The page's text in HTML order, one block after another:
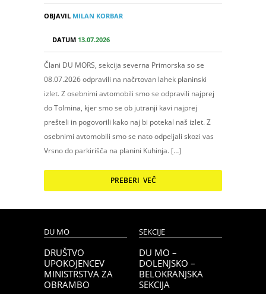
OBJAVIL MILAN KORBAR
DATUM 13.07.2026
Člani DU MORS, sekcija severna Primorska so se
08.07.2026 odpravili na načrtovan lahek planinski
izlet. Z osebnimi avtomobili smo se odpravili najprej
do Tolmina, kjer smo se ob jutranji kavi najprej
prešteli in pogovorili kako naj bi potekal naš izlet. Z
osebnimi avtomobili smo se nato odpeljali skozi vas
Vrsno do parkirišča na planini Kuhinja. […]
PREBERI VEČ
DU MO
DRUŠTVO
UPOKOJENCEV
MINISTRSTVA ZA
OBRAMBO
SEKCIJE
DU MO –
DOLENJSKO –
BELOKRANJSKA
SEKCIJA